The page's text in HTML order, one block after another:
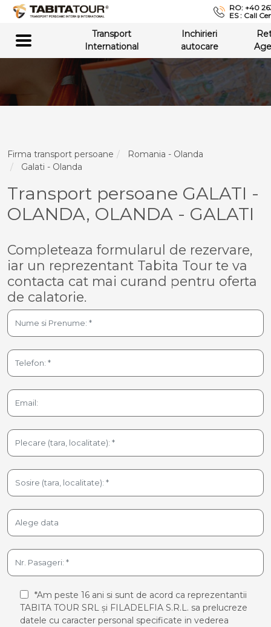
RO: +40
ES : Call
Transport
International
Inchirieri
autocare
Firma transport persoane
Romania - Olanda
Galati - Olanda
Transport persoane GALATI -
OLANDA, OLANDA - GALATI
Completeaza formularul de rezervare,
iar un reprezentant Tabita Tour te va
contacta cat mai curand pentru oferta
de calatorie.
*Am peste 16 ani si sunt de acord ca reprezentantii
TABITA TOUR SRL și FILADELFIA S.R.L. sa prelucreze
datele cu caracter personal specificate in vederea